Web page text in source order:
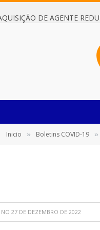
Inicio » Boletins COVID-19 »
NO 27 DE DEZEMBRO DE 2022